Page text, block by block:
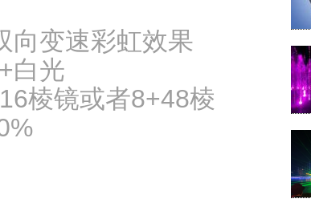
向变速彩虹效果
白光
棱镜或者8+48棱